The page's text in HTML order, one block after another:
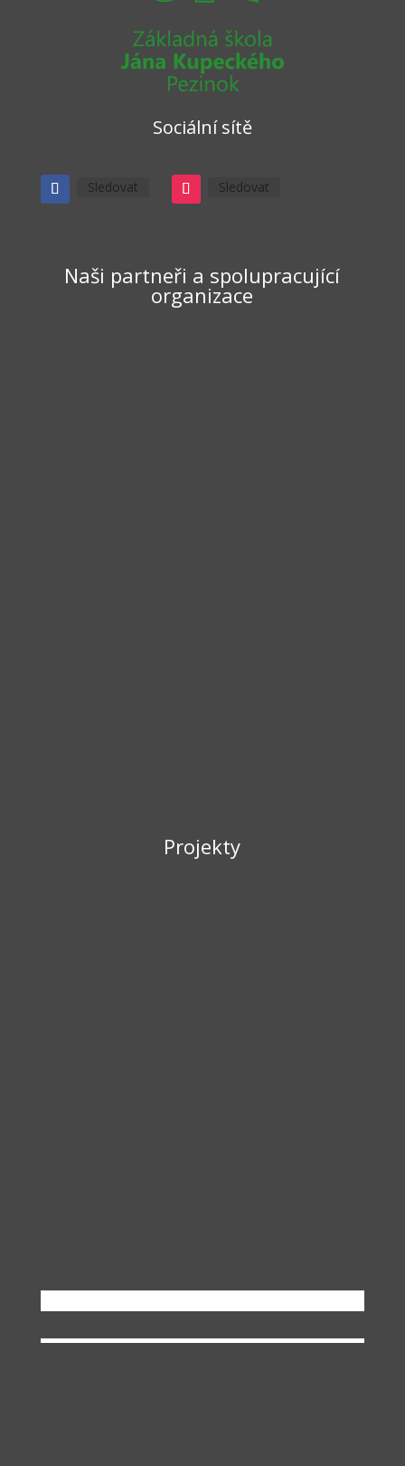
Sociální sítě
Sledovat Sledovat
Naši partneři a spolupracující
organizace
Projekty